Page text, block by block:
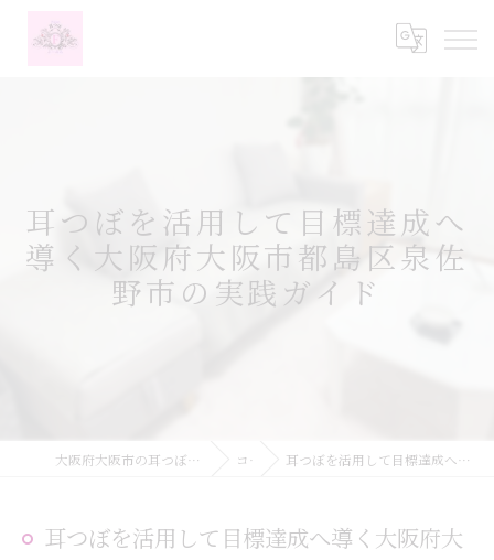
耳つぼを活用して目標達成へ
導く大阪府大阪市都島区泉佐
野市の実践ガイド
大阪府大阪市の耳つぼなら耳つぼダイエットサロンふーみん コラム 耳つぼを活用して目標達成へ導く大阪府大阪市都島区泉佐野市の実践ガイド
耳つぼを活用して目標達成へ導く大阪府大